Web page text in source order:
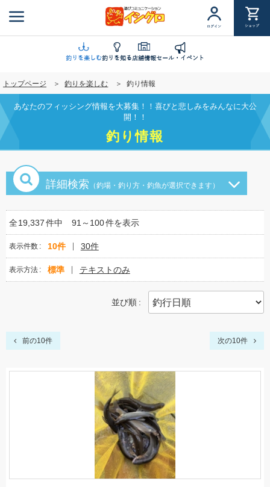
ン
に
移
動
ログイン ショップ
釣りを楽しむ釣りを知る店舗情報セール・イベント
トップページ 釣りを楽しむ 釣り情報
あなたのフィッシング情報を大募集！！喜びと悲しみをみんなに大公
開！！
釣り情報
詳細検索 （釣場・釣り方・釣魚が選択できます）
全19,337件中 91～100件を表示
表示件数 10件 30件
表示方法 標準 テキストのみ
並び順
前の10件 次の10件